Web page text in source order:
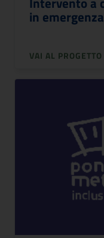
in
VAI AL PROGETTO